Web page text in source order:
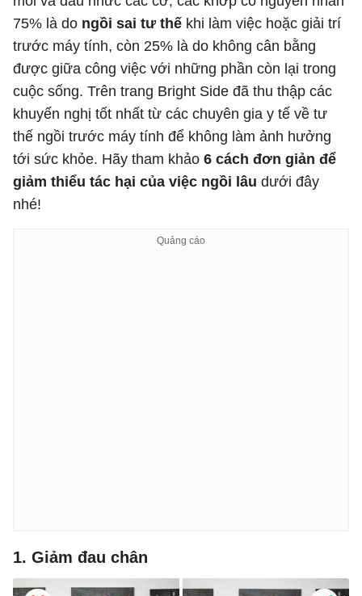
75% là do ngồi sai tư thế khi làm việc hoặc giải trí
trước máy tính, còn 25% là do không cân bằng
được giữa công việc với những phần còn lại trong
cuộc sống. Trên trang Bright Side đã thu thập các
khuyến nghị tốt nhất từ các chuyên gia y tế về tư
thế ngồi trước máy tính để không làm ảnh hưởng
tới sức khỏe. Hãy tham khảo 6 cách đơn giản để
giảm thiểu tác hại của việc ngồi lâu dưới đây
nhé!
1. Giảm đau chân